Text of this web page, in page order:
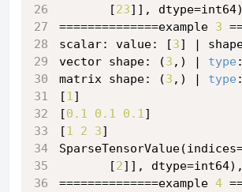
       [
23]],
==============example 3
scalar: value: [3] |
vector shape: (3 ,) | type
matrix shape: (3 ,) | type
[1 ]
[0.1 0.1 0.1 ]
[1 2 3]
       [
2]], dtype=int64),
==============example 4